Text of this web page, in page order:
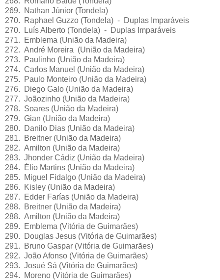
269. Nathan Júnior (Tondela)
270. Raphael Guzzo (Tondela) - Duplas Imparáveis
270. Luís Alberto (Tondela) - Duplas Imparáveis
271. Emblema (União da Madeira)
272. André Moreira (União da Madeira)
273. Paulinho (União da Madeira)
274. Carlos Manuel (União da Madeira)
275. Paulo Monteiro (União da Madeira)
276. Diego Galo (União da Madeira)
277. Joãozinho (União da Madeira)
278. Soares (União da Madeira)
279. Gian (União da Madeira)
280. Danilo Dias (União da Madeira)
281. Breitner (União da Madeira)
282. Amilton (União da Madeira)
283. Jhonder Cádiz (União da Madeira)
284. Élio Martins (União da Madeira)
285. Miguel Fidalgo (União da Madeira)
286. Kisley (União da Madeira)
287. Edder Farías (União da Madeira)
288. Breitner (União da Madeira)
288. Amilton (União da Madeira)
289. Emblema (Vitória de Guimarães)
290. Douglas Jesus (Vitória de Guimarães)
291. Bruno Gaspar (Vitória de Guimarães)
292. João Afonso (Vitória de Guimarães)
293. Josué Sá (Vitória de Guimarães)
294. Moreno (Vitória de Guimarães)